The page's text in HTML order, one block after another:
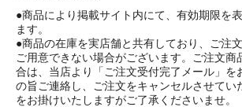
●商品により掲載サイト内にて、有効期限を
ます。
●商品の在庫を実店舗と共有しており、ご注
ご用意できない場合がございます。ご注文商
合は、当店より「ご注文受付完了メール」を
の旨ご連絡し、ご注文をキャンセルさせてい
をお掛けいたしますがご了承くださいませ。